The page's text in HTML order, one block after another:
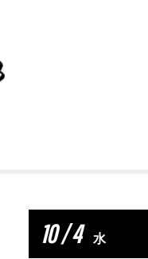
10 / 4 水